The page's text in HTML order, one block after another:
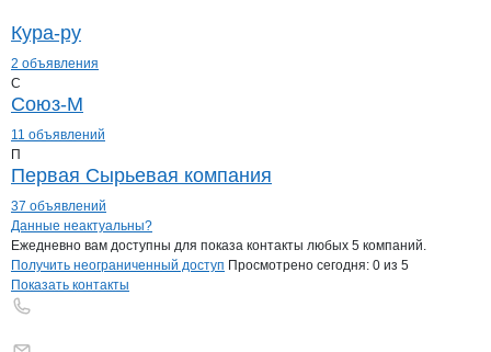
Кура-ру
2 объявления
С
Союз-М
11 объявлений
П
Первая Сырьевая компания
37 объявлений
Контактыкомпании
+7(800)000-00-..
Данные неактуальны?
Ежедневно вам доступны для показа контакты любых 5 компаний.
Получить неограниченный доступ Просмотрено сегодня: 0 из 5
Показать контакты